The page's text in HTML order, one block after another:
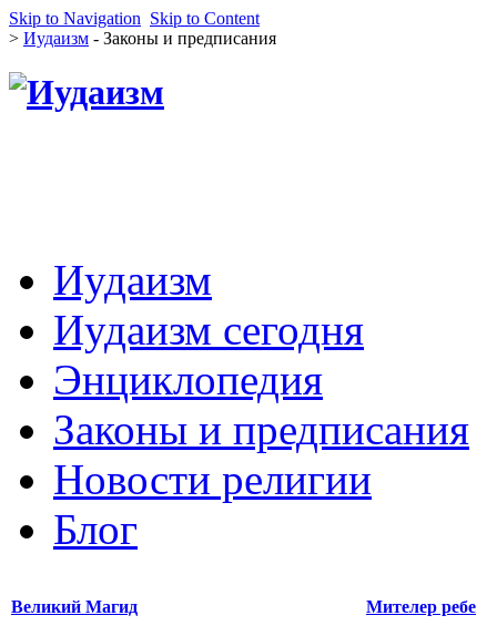
Skip to Navigation Skip to Content
> Иудаизм - Законы и предписания
Иудаизм
Иудаизм сегодня
Энциклопедия
Законы и предписания
Новости религии
Блог
Великий Магид Мителер ребе